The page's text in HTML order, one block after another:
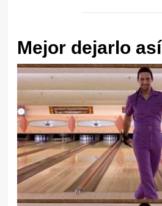
Mejor dejarlo así